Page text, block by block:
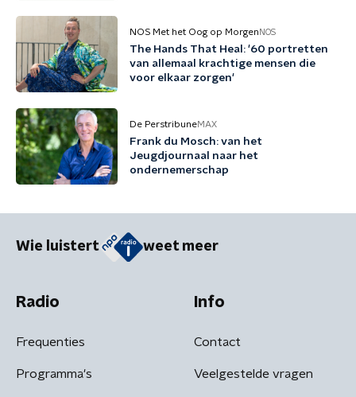
NOS Met het Oog op Morgen NOS
The Hands That Heal: '60 portretten
van allemaal krachtige mensen die
voor elkaar zorgen'
De PerstribuneMAX
Frank du Mosch: van het
Jeugdjournaal naar het
ondernemerschap
Wie luistert weet meer
Radio
Frequenties
Programma's
Info
Contact
Veelgestelde vragen